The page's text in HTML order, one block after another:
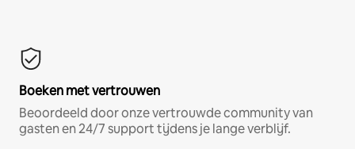
Boeken met vertrouwen
Beoordeeld door onze vertrouwde community van
gasten en 24/7 support tijdens je lange verblijf.